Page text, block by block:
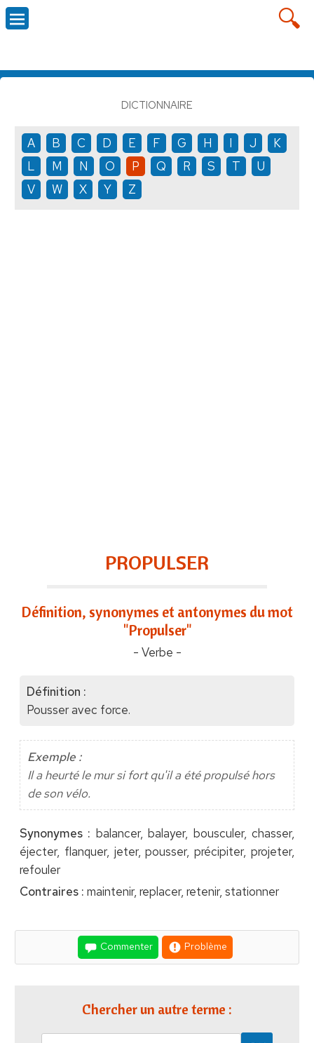
DICTIONNAIRE
A B C D E F G H I J
K
L
M N O P Q R S T
U
V
W X Y Z
PROPULSER
Définition, synonymes et antonymes du mot
"Propulser"
- Verbe -
Définition :
Pousser avec force.
Exemple :
Il a heurté le mur si fort qu'il a été propulsé hors
de son vélo.
Synonymes : balancer, balayer, bousculer, chasser,
éjecter, flanquer, jeter, pousser, précipiter, projeter,
refouler
Contraires : maintenir, replacer, retenir, stationner
Commenter Problème
Chercher un autre terme :